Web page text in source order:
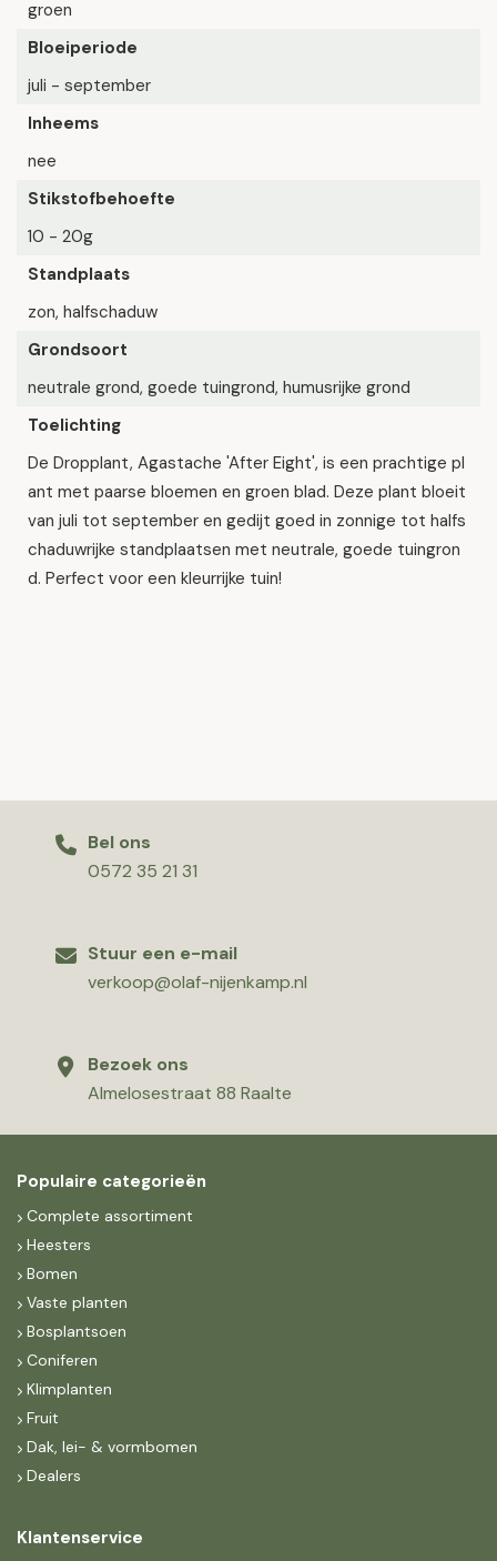
groen
Bloeiperiode
juli - september
Inheems
nee
Stikstofbehoefte
10 - 20g
Standplaats
zon, halfschaduw
Grondsoort
neutrale grond, goede tuingrond, humusrijke grond
Toelichting
De Dropplant, Agastache 'After Eight', is een prachtige pl
ant met paarse bloemen en groen blad. Deze plant bloeit
van juli tot september en gedijt goed in zonnige tot halfs
chaduwrijke standplaatsen met neutrale, goede tuingron
d. Perfect voor een kleurrijke tuin!
Bel ons
0572 35 21 31
Stuur een e-mail
verkoop@olaf-nijenkamp.nl
Bezoek ons
Almelosestraat 88 Raalte
Populaire categorieën
Complete assortiment
Heesters
Bomen
Vaste planten
Bosplantsoen
Coniferen
Klimplanten
Fruit
Dak, lei- & vormbomen
Dealers
Klantenservice